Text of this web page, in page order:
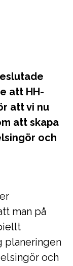
att HH-
att vi nu
att skapa
och
man på
planeringen
och